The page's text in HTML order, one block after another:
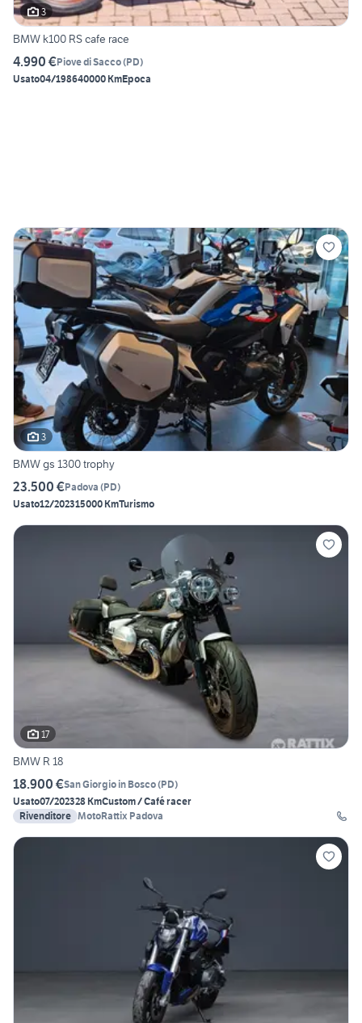
3
BMW k100 RS cafe race
4.990 €Piove di Sacco(PD)
Usato04/198640000 KmEpoca
3
BMW gs 1300 trophy
23.500 €Padova (PD)
Usato12/202315000 KmTurismo
17
BMW R 18
18.900 €San Giorgio in Bosco(PD)
Usato07/202328 KmCustom / Café racer
Rivenditore MotoRattix Padova